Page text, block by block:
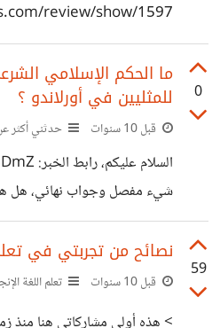
review/show/1597
885303 الرواية
أنها تتحدث عن مستقبل كل دول
هو حبي لقراءة الروايات التي
ظللنا على نفس الوضع، هذا يوضح
في مجتمعنا، مما يدفعني
تعتقدون أنها سوداوية،
0
ما الحكم الإسلامي
للمثليين في أورلاندو ؟
قبل 10 سنوات حدثني أكثر
شيء مفصل وجواب نهائي، هل
لنا الإسلام قتل من يخالف
بأدلة من القرآن والسنة.
59
نصائح من تجربتي في تعلم
قبل 10 سنوات تعلم اللغة